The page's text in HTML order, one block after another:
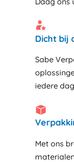
Dicht bij
Sabe
iedere
Met ons